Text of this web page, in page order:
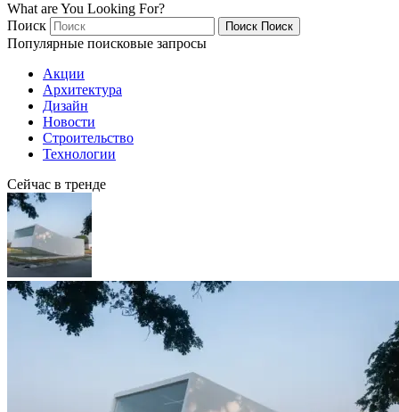
What are You Looking For?
Поиск
Поиск Поиск
Популярные поисковые запросы
Акции
Архитектура
Дизайн
Новости
Строительство
Технологии
Сейчас в тренде